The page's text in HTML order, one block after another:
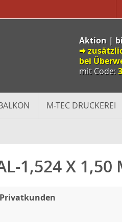
Aktion |
🠮
bei
mit Code:
M-TEC DRUCKEREI
1,524 X 1,50
Privatkunden